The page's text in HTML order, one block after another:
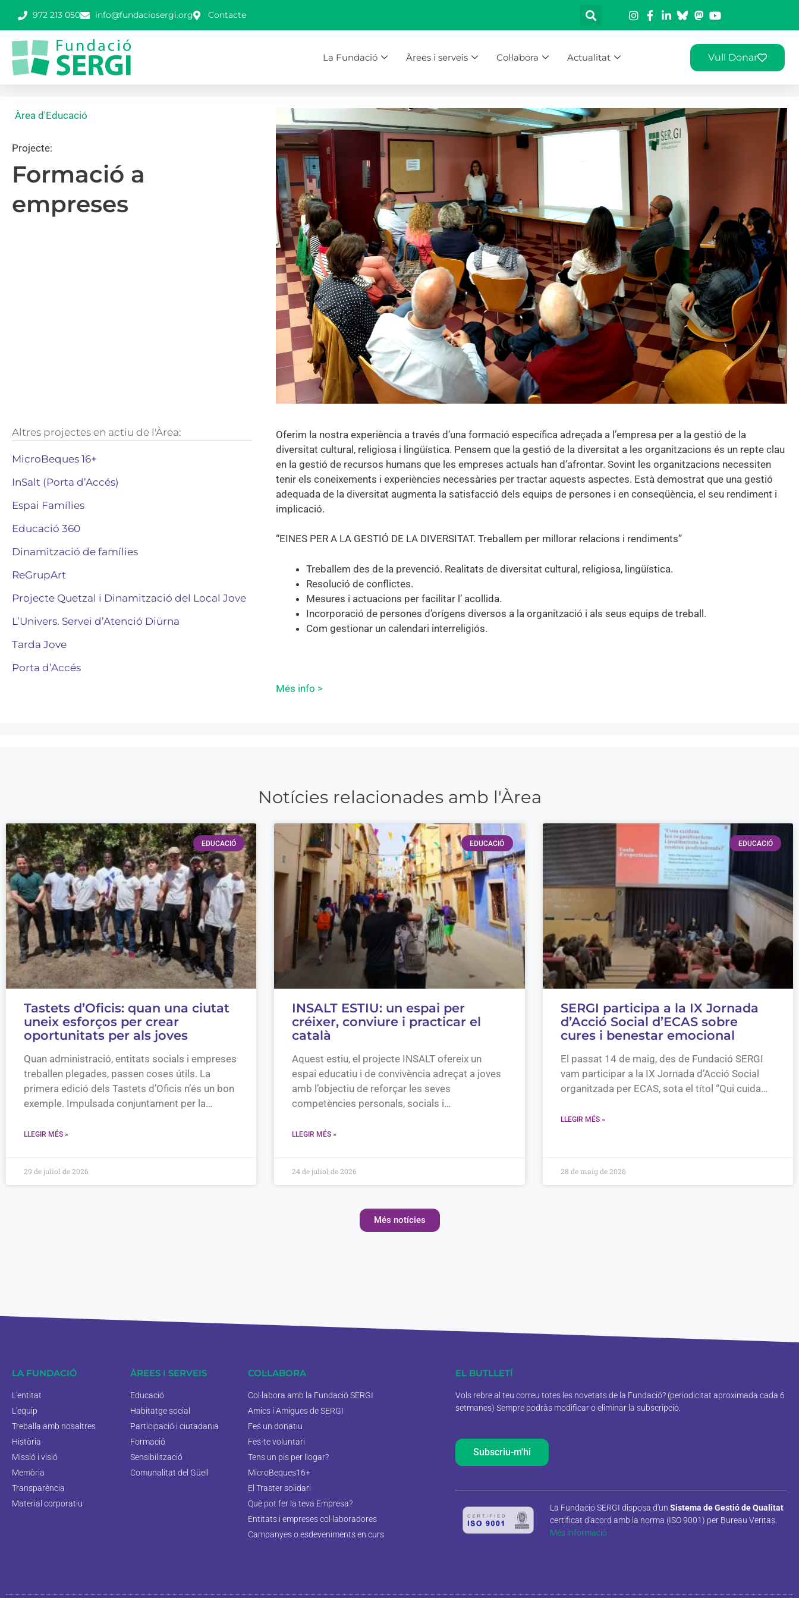
972 213 050 info@fundaciosergi.org Contacte
La Fundació Àrees i serveis Col·labora Actualitat Vull Donar
Àrea d'Educació
Projecte:
Formació a
empreses
Altres projectes en actiu de l'Àrea:
MicroBeques 16+
InSalt (Porta d’Accés)
Espai Famílies
Educació 360
Dinamització de famílies
ReGrupArt
Projecte Quetzal i Dinamització del Local Jove
L’Univers. Servei d’Atenció Diürna
Tarda Jove
Porta d’Accés
Oferim la nostra experiència a través d’una formació específica adreçada a l’empresa per a la gestió de la
diversitat cultural, religiosa i lingüística. Pensem que la gestió de la diversitat a les organitzacions és un repte clau
en la gestió de recursos humans que les empreses actuals han d’afrontar. Sovint les organitzacions necessiten
tenir els coneixements i experiències necessàries per tractar aquests aspectes. Està demostrat que una gestió
adequada de la diversitat augmenta la satisfacció dels equips de persones i en conseqüència, el seu rendiment i
implicació.
“EINES PER A LA GESTIÓ DE LA DIVERSITAT. Treballem per millorar relacions i rendiments”
Treballem des de la prevenció. Realitats de diversitat cultural, religiosa, lingüística.
Resolució de conflictes.
Mesures i actuacions per facilitar l’ acollida.
Incorporació de persones d’orígens diversos a la organització i als seus equips de treball.
Com gestionar un calendari interreligiós.
Més info >
Notícies relacionades amb l'Àrea
EDUCACIÓ
Tastets d’Oficis: quan una ciutat
uneix esforços per crear
oportunitats per als joves
Quan administració, entitats socials i empreses
treballen plegades, passen coses útils. La
primera edició dels Tastets d’Oficis n’és un bon
exemple. Impulsada conjuntament per la…
LLEGIR MÉS »
29 de juliol de 2026
EDUCACIÓ
INSALT ESTIU: un espai per
créixer, conviure i practicar el
català
Aquest estiu, el projecte INSALT ofereix un
espai educatiu i de convivència adreçat a joves
amb l’objectiu de reforçar les seves
competències personals, socials i…
LLEGIR MÉS »
24 de juliol de 2026
EDUCACIÓ
SERGI participa a la IX Jornada
d’Acció Social d’ECAS sobre
cures i benestar emocional
El passat 14 de maig, des de Fundació SERGI
vam participar a la IX Jornada d’Acció Social
organitzada per ECAS, sota el títol “Qui cuida…
LLEGIR MÉS »
28 de maig de 2026
Més notícies
LA FUNDACIÓ
L'entitat
L'equip
Treballa amb nosaltres
Història
Missió i visió
Memòria
Transparència
Material corporatiu
ÀREES I SERVEIS
Educació
Habitatge social
Participació i ciutadania
Formació
Sensibilització
Comunalitat del Güell
COL·LABORA
Col·labora amb la Fundació SERGI
Amics i Amigues de SERGI
Fes un donatiu
Fes-te voluntari
Tens un pis per llogar?
MicroBeques16+
El Traster solidari
Què pot fer la teva Empresa?
Entitats i empreses col·laboradores
Campanyes o esdeveniments en curs
EL BUTLLETÍ
Vols rebre al teu correu totes les novetats de la Fundació? (periodicitat aproximada cada 6
setmanes) Sempre podràs modificar o eliminar la subscripció.
Subscriu-m'hi
La Fundació SERGI disposa d'un Sistema de Gestió de Qualitat
certificat d'acord amb la norma (ISO 9001) per Bureau Veritas.
Més informació